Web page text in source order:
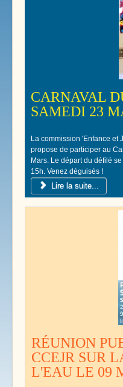
CARNAVAL
SAMEDI 23
La commission 'Enfance et
propose de participer au
Mars. Le départ du défilé
15h. Venez déguisés !
Lire la suite...
RÉUNION
CCEJR SUR
L'EAU LE 09